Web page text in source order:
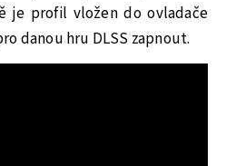
je profil vložen do ovladače
danou hru DLSS zapnout.